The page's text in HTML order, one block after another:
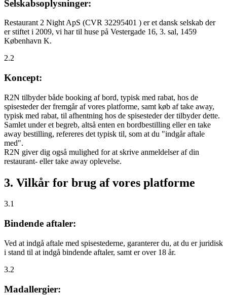
Selskabsoplysninger:
Restaurant 2 Night ApS (CVR 32295401 ) er et dansk selskab der
er stiftet i 2009, vi har til huse på Vestergade 16, 3. sal, 1459
København K.
2.2
Koncept:
R2N tilbyder både booking af bord, typisk med rabat, hos de
spisesteder der fremgår af vores platforme, samt køb af take away,
typisk med rabat, til afhentning hos de spisesteder der tilbyder dette.
Samlet under et begreb, altså enten en bordbestilling eller en take
away bestilling, refereres det typisk til, som at du "indgår aftale
med".
R2N giver dig også mulighed for at skrive anmeldelser af din
restaurant- eller take away oplevelse.
3. Vilkår for brug af vores platforme
3.1
Bindende aftaler:
Ved at indgå aftale med spisestederne, garanterer du, at du er juridisk
i stand til at indgå bindende aftaler, samt er over 18 år.
3.2
Madallergier: